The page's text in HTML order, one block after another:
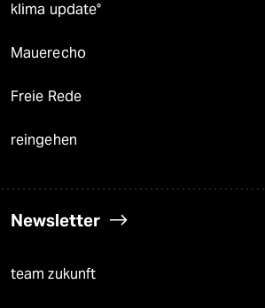
klima update°
Mauerecho
Freie Rede
reingehen
Newsletter
team zukunft